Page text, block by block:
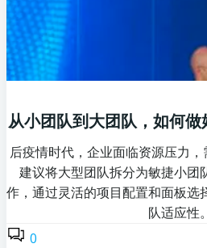
从小团队到大团队，如何
后疫情时代，企业面临资源压力
建议将大型团队拆分为敏捷小团
作，通过灵活的项目配置和面板选
队适应性。
0